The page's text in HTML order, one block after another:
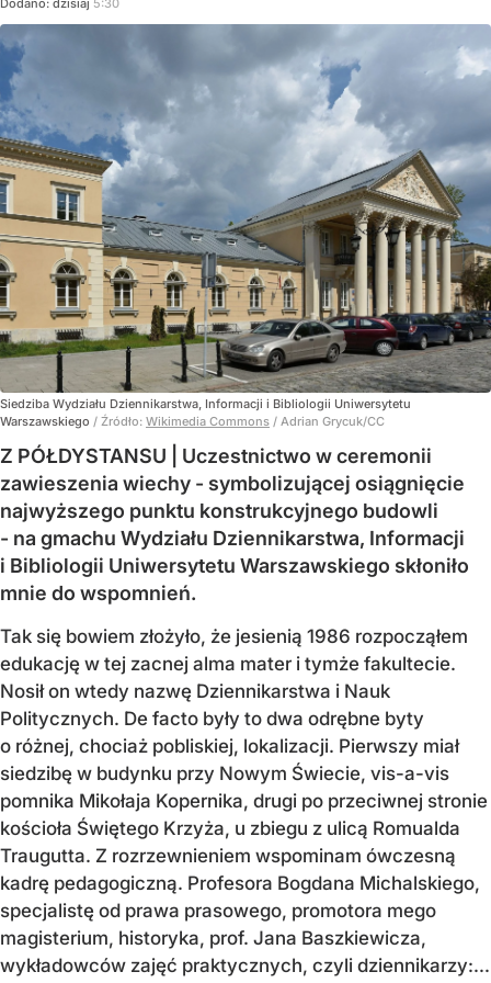
Dodano: dzisiaj 5:30
Siedziba Wydziału Dziennikarstwa, Informacji i Bibliologii Uniwersytetu
Warszawskiego / Źródło: Wikimedia Commons / Adrian Grycuk/CC
Z PÓŁDYSTANSU | Uczestnictwo w ceremonii
zawieszenia wiechy - symbolizującej osiągnięcie
najwyższego punktu konstrukcyjnego budowli
- na gmachu Wydziału Dziennikarstwa, Informacji
i Bibliologii Uniwersytetu Warszawskiego skłoniło
mnie do wspomnień.
Tak się bowiem złożyło, że jesienią 1986 rozpocząłem
edukację w tej zacnej alma mater i tymże fakultecie.
Nosił on wtedy nazwę Dziennikarstwa i Nauk
Politycznych. De facto były to dwa odrębne byty
o różnej, chociaż pobliskiej, lokalizacji. Pierwszy miał
siedzibę w budynku przy Nowym Świecie, vis-a-vis
pomnika Mikołaja Kopernika, drugi po przeciwnej stronie
kościoła Świętego Krzyża, u zbiegu z ulicą Romualda
Traugutta. Z rozrzewnieniem wspominam ówczesną
kadrę pedagogiczną. Profesora Bogdana Michalskiego,
specjalistę od prawa prasowego, promotora mego
magisterium, historyka, prof. Jana Baszkiewicza,
wykładowców zajęć praktycznych, czyli dziennikarzy:...